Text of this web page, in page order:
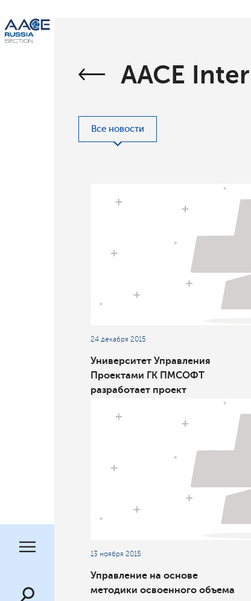
AACE
Все новости
24 декабря 2015
Университет Управления
Проектами ГК ПМСОФТ
разработает проект
области инжиниринга в
13 ноября 2015
Управление на основе
методики освоенного объема